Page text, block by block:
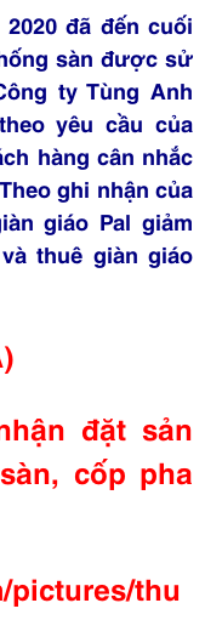
đã đến cuối
sàn được sử
ty Tùng Anh
yêu cầu của
hàng cân nhắc
ghi nhận của
giáo Pal giảm
thuê giàn giáo
đặt sản
cốp pha